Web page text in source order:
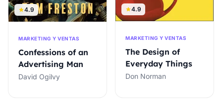
4.9
MARKETING Y VENTAS
Confessions of an
Advertising Man
David Ogilvy
4.9
MARKETING Y VENTAS
The Design of
Everyday Things
Don Norman